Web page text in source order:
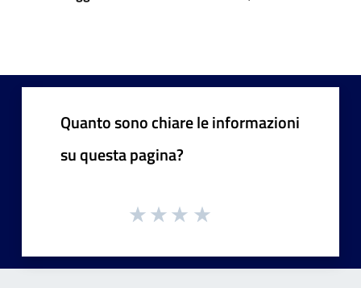
Quanto sono chiare le informazioni
su questa pagina?